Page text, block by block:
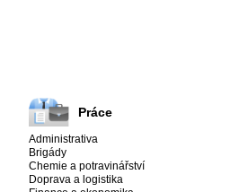
Práce
Administrativa
Brigády
Chemie a potravinářství
Doprava a logistika